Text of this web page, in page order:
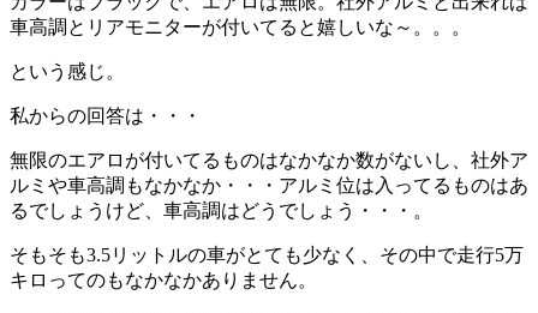
車高調とリアモニターが付いてると嬉しいな～。。。
という感じ。
私からの回答は・・・
無限のエアロが付いてるものはなかなか数がないし、社外ア
ルミや車高調もなかなか・・・アルミ位は入ってるものはあ
るでしょうけど、車高調はどうでしょう・・・。
そもそも3.5リットルの車がとても少なく、その中で走行5万
キロってのもなかなかありません。